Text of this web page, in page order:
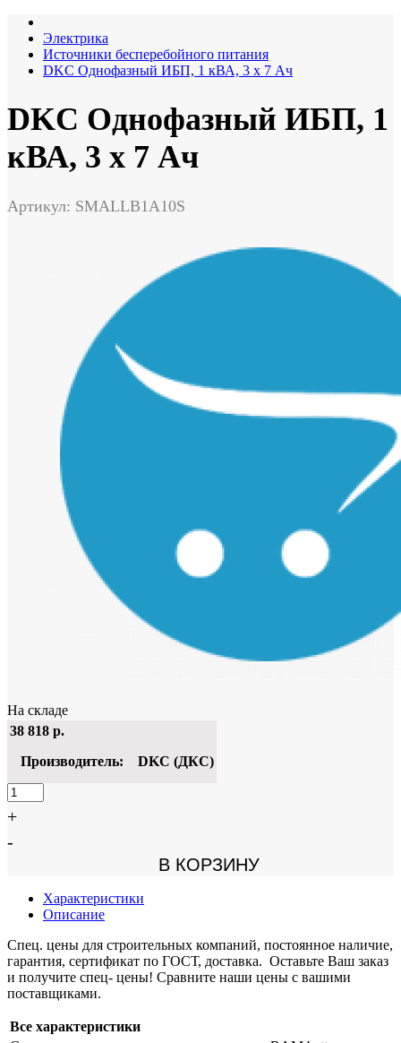
Электрика
Источники бесперебойного питания
DKC Однофазный ИБП, 1 кВА, 3 x 7 Ач
DKC Однофазный ИБП, 1
кВА, 3 x 7 Ач
Артикул: SMALLB1A10S
На складе
38 818 р.
Производитель:
DKC (ДКС)
+
-
В КОРЗИНУ
Характеристики
Описание
Спец. цены для строительных компаний, постоянное наличие,
гарантия, сертификат по ГОСТ, доставка. Оставьте Ваш заказ
и получите спец- цены! Сравните наши цены с вашими
поставщиками.
Все характеристики